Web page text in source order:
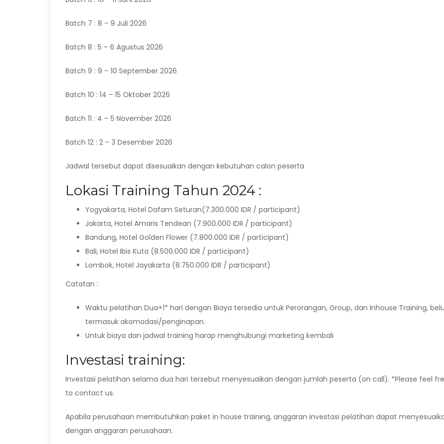
Batch 7 : 8 – 9 Juli 2026
Batch 8 : 5 – 6 Agustus 2026
Batch 9 : 9 – 10 September 2026
Batch 10 : 14 – 15 Oktober 2026
Batch 11 : 4 – 5 November 2026
Batch 12 : 2 – 3 Desember 2026
Jadwal tersebut dapat disesuaikan dengan kebutuhan calon peserta
Lokasi Training Tahun 2024 :
Yogyakarta, Hotel Dafam Seturan(7.300.000 IDR / participant)
Jakarta, Hotel Amaris Tendean (7.900.000 IDR / participant)
Bandung, Hotel Golden Flower (7.800.000 IDR / participant)
Bali, Hotel Ibis Kuta (8.500.000 IDR / participant)
Lombok, Hotel Jayakarta (8.750.000 IDR / participant)
Catatan :
Waktu pelatihan Dua+1* hari dengan Biaya tersedia untuk Perorangan, Group, dan Inhouse Training,
termasuk akomodasi/penginapan.
Untuk biaya dan jadwal training harap menghubungi marketing kembali
Investasi training:
Investasi pelatihan selama dua hari tersebut menyesuaikan dengan jumlah peserta (on call). *Please feel
to contact us.
Apabila perusahaan membutuhkan paket in house training, anggaran investasi pelatihan dapat
dengan anggaran perusahaan.